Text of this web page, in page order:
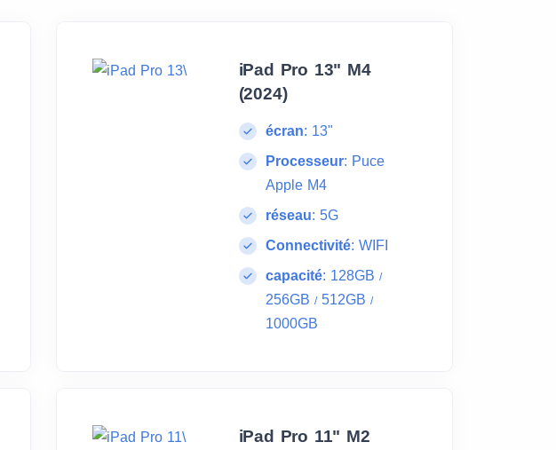
iPad Pro 13" M4
(2024)
écran: 13"
Processeur: Puce
Apple M4
réseau: 5G
Connectivité: WIFI
capacité: 128GB /
256GB /512GB /
1000GB
iPad Pro 11" M2